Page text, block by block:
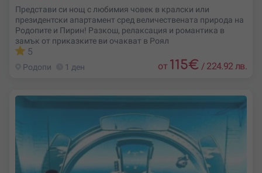
Представи си нощ с любимия човек в кралски или
президентски апартамент сред величествената природа на
Родопите и Пирин! Разкош, релаксация и романтика в
замък от приказките ви очакват в Роял
5
Родопи 1 ден от 115€ / 224.92 лв.